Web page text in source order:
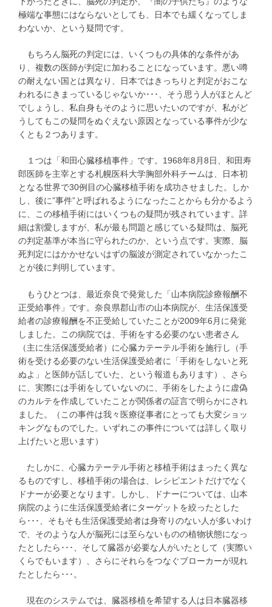
極端な事態にはならないとしても、日本でも緩くなってしま
わないか、という疑問です。
もちろん脳死の判定には、いくつもの具体的な条件があ
り、複数の医師が判定に加わることになっています。悪い噂
の耐えない国とは異なり、日本ではきっちりと判定がおこな
われるにきまっているじゃないか･･･、そう思う人がほとんど
でしょうし、私自身もそのように思いたいのですが、私がど
うしてもこの疑問をぬぐえない原因となっている事件が少な
くとも２つあります。
１つは「和田心臓移植事件」です。1968年8月8日、和田寿
郎医師を主宰とする札幌医科大学胸部外科チームは、日本初
となる世界で30例目の心臓移植手術を成功させました。しか
し、後に”事件”と呼ばれるようになったことからも分かるよう
に、この移植手術にはいくつもの疑問が残されています。詳
細は割愛しますが、私が最も問題と感じている疑問は、脳死
の判定基準が本当に守られたのか、という点です。実際、脳
死判定にはかかせないはずの脳波が測定されていなかったこ
とが後に判明しています。
もうひとつは、最近奈良で発覚した「山本病院診療報酬不
正受給事件」です。奈良県郡山市の山本病院が、生活保護受
給者の診療報酬を不正受給していたことが2009年6月に発覚
しました。この病院では、手術をする必要のない患者さん
（主に生活保護受給者）に心臓カテーテル手術を施行し（手
術を受ける必要のない生活保護受給者に「手術をしないと死
ぬよ」と医師が話していた、という報道もあります）、さら
に、実際には手術をしていないのに、手術をしたように虚偽
のカルテを作成していたことが関係者の証言で明らかにされ
ました。（この事件は我々医療従事者にとっても大変ショッ
キングなものでした。いずれこの事件については詳しく取り
上げたいと思います）
たしかに、心臓カテーテル手術と移植手術はまったく異な
るものですし、移植手術の場合は、レシピエントだけでなく
ドナーが必要となります。しかし、ドナーについては、山本
病院のように生活保護受給者にターゲットを絞ったとした
ら･･･、そもそも生活保護受給者は身寄りのない人が多いわけ
で、そのような人が脳死には至らないものの植物状態になっ
たとしたら･･･、そして臓器が必要な人がいたとして（実際い
くらでもいます）、さらにそれらをつなぐブローカーが現れ
たとしたら･･･。
現在のシステムでは、臓器移植を希望する人は日本臓器移